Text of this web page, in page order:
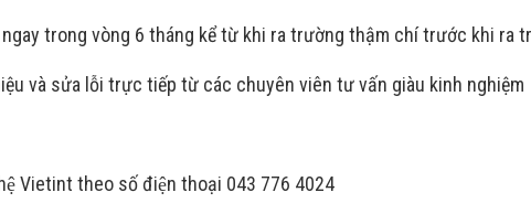
trong vòng 6 tháng kể từ khi ra trường thậm chí trước khi ra
và sửa lỗi trực tiếp từ các chuyên viên tư vấn giàu kinh nghiệm
Vietint theo số điện thoại 043 776 4024